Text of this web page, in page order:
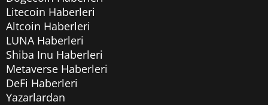
Litecoin Haberleri
Altcoin Haberleri
LUNA Haberleri
Shiba Inu Haberleri
Metaverse Haberleri
DeFi Haberleri
Yazarlardan